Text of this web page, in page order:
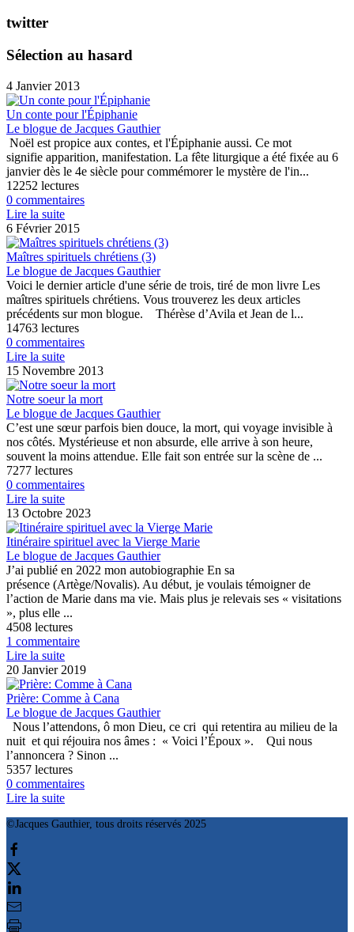
twitter
Sélection au hasard
4 Janvier 2013
Un conte pour l'Épiphanie
Le blogue de Jacques Gauthier
Noël est propice aux contes, et l'Épiphanie aussi. Ce mot
signifie apparition, manifestation. La fête liturgique a été fixée au 6
janvier dès le 4e siècle pour commémorer le mystère de l'in...
12252 lectures
0 commentaires
Lire la suite
6 Février 2015
Maîtres spirituels chrétiens (3)
Le blogue de Jacques Gauthier
Voici le dernier article d'une série de trois, tiré de mon livre Les
maîtres spirituels chrétiens. Vous trouverez les deux articles
précédents sur mon blogue. Thérèse d’Avila et Jean de l...
14763 lectures
0 commentaires
Lire la suite
15 Novembre 2013
Notre soeur la mort
Le blogue de Jacques Gauthier
C’est une sœur parfois bien douce, la mort, qui voyage invisible à
nos côtés. Mystérieuse et non absurde, elle arrive à son heure,
souvent la moins attendue. Elle fait son entrée sur la scène de ...
7277 lectures
0 commentaires
Lire la suite
13 Octobre 2023
Itinéraire spirituel avec la Vierge Marie
Le blogue de Jacques Gauthier
J’ai publié en 2022 mon autobiographie En sa
présence (Artège/Novalis). Au début, je voulais témoigner de
l’action de Marie dans ma vie. Mais plus je relevais ses « visitations
», plus elle ...
4508 lectures
1 commentaire
Lire la suite
20 Janvier 2019
Prière: Comme à Cana
Le blogue de Jacques Gauthier
Nous l’attendons, ô mon Dieu, ce cri qui retentira au milieu de la
nuit et qui réjouira nos âmes : « Voici l’Époux ». Qui nous
l’annoncera ? Sinon ...
5357 lectures
0 commentaires
Lire la suite
©Jacques Gauthier, tous droits réservés 2025